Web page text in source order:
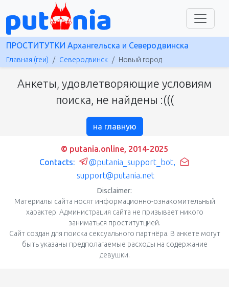
ПРОСТИТУТКИ Архангельска и Северодвинска
Главная (геи) Северодвинск Новый город
Анкеты, удовлетворяющие условиям
поиска, не найдены :(((
на главную
© putania.online, 2014-2025
Contacts:
@putania_support_bot,
support@putania.net
Disclaimer:
Материалы сайта носят информационно-ознакомительный
характер. Администрация сайта не призывает никого
заниматься проститутцией.
Сайт создан для поиска сексуального партнёра. В анкете могут
быть указаны предполагаемые расходы на содержание
девушки.